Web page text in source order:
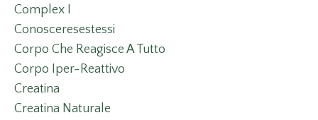
Complex I
Conosceresestessi
Corpo Che Reagisce A Tutto
Corpo Iper-Reattivo
Creatina
Creatina Naturale